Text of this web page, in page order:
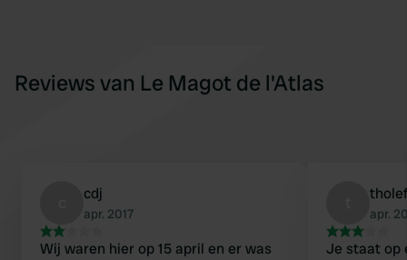
Reviews van Le Magot de l'Atlas
cdj
apr. 2017
Wij waren hier op 15 april en er was
apr.
Je staat op